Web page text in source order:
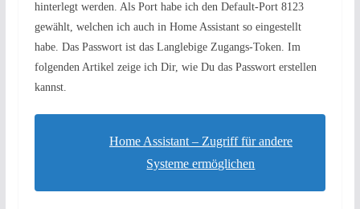
hinterlegt werden. Als Port habe ich den Default-Port 8123
gewählt, welchen ich auch in Home Assistant so eingestellt
habe. Das Passwort ist das Langlebige Zugangs-Token. Im
folgenden Artikel zeige ich Dir, wie Du das Passwort erstellen
kannst.
Home Assistant – Zugriff für andere
Systeme ermöglichen